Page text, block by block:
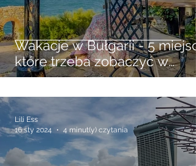
Wakacje w Bułgarii - 5 miejsc
które trzeba zobaczyć w
antycznym Sozopolu
Lili Ess
16 sty 2024
4 minut(y) czytania